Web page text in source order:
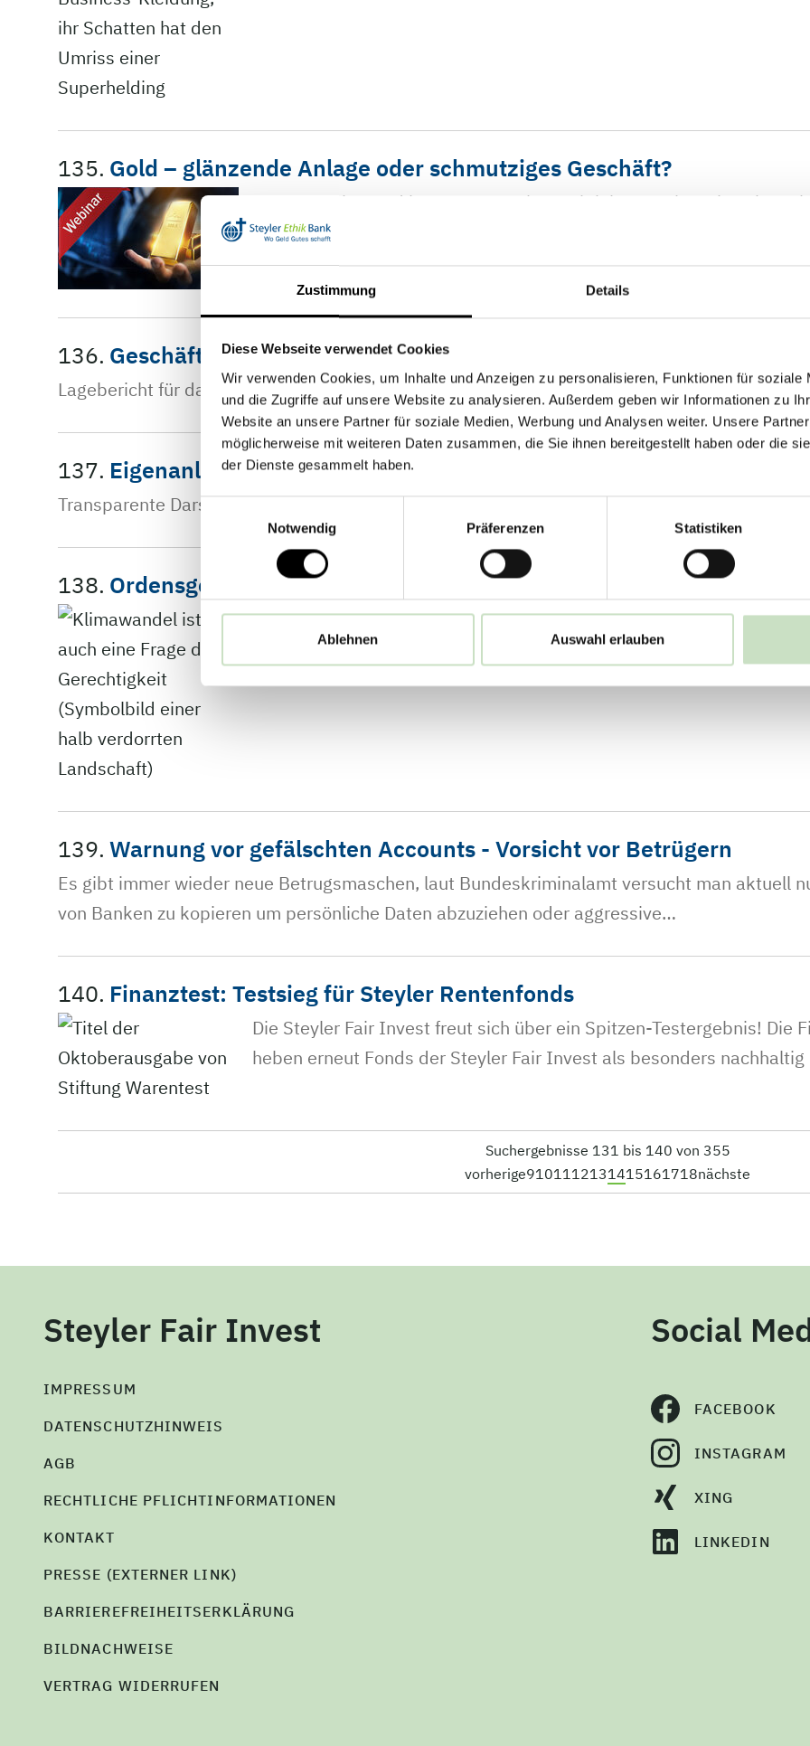
Zustimmung Details
Diese Webseite verwendet Cookies
Wir verwenden Cookies, um Inhalte und Anzeigen zu personalisieren, Funktionen für soziale
und die Zugriffe auf unsere Website zu analysieren. Außerdem geben wir Informationen zu
Website an unsere Partner für soziale Medien, Werbung und Analysen weiter. Unsere
möglicherweise mit weiteren Daten zusammen, die Sie ihnen bereitgestellt haben oder die
der Dienste gesammelt haben.
Einwilligungsauswahl
Notwendig
Präferenzen Statistiken
Ablehnen Auswahl erlauben
135. Gold – glänzende Anlage oder schmutziges Geschäft?
Gold fasziniert und bewegt Menschen seit jeher – sei es als
Abbau des Edelmetalls ist mit erheblichen sozialen und
136. Geschäftsbericht 2024
Lagebericht für das Geschäftsjahr 2024der Steyler Bank GmbH
137. Eigenanlagen der Steyler Ethik Bank
Transparente Darstellung der nachhaltigen Eigenanlagen der Steyler Ethik Bank. (Stand: 1.
138. Ordensgemeinschaften fordern Klimagerechtigkeit
Das Jahr 2024 war das wärmste in der Geschichte – und ein
Weltklimakonferenz, die im November in Brasilien stattfindet,
139. Warnung vor gefälschten Accounts - Vorsicht vor Betrügern
Es gibt immer wieder neue Betrugsmaschen, laut Bundeskriminalamt versucht man aktuell
von Banken zu kopieren um persönliche Daten abzuziehen oder aggressive…
140. Finanztest: Testsieg für Steyler Rentenfonds
Die Steyler Fair Invest freut sich über ein Spitzen-Testergebnis! Die
heben erneut Fonds der Steyler Fair Invest als besonders
Suchergebnisse 131 bis 140 von 355
vorherige9101112131415161718nächste
Steyler Fair Invest
IMPRESSUM
DATENSCHUTZHINWEIS
AGB
RECHTLICHE PFLICHTINFORMATIONEN
KONTAKT
PRESSE (EXTERNER LINK)
BARRIEREFREIHEITSERKLÄRUNG
BILDNACHWEISE
VERTRAG WIDERRUFEN
Social
FACEBOOK
INSTAGRAM
XING
LINKEDIN